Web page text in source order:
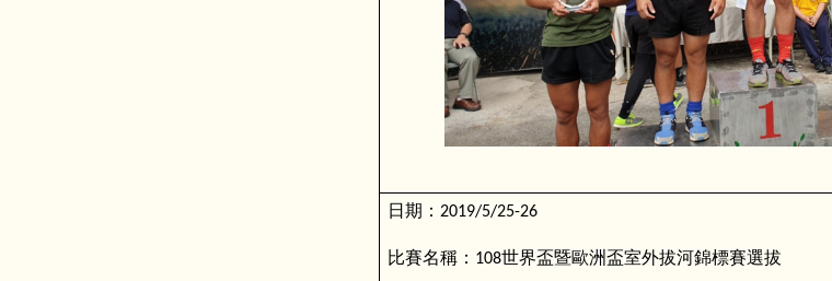
日期： 2019/5/25-26
比賽名稱： 108世界盃暨歐洲盃室外拔河錦標賽選拔